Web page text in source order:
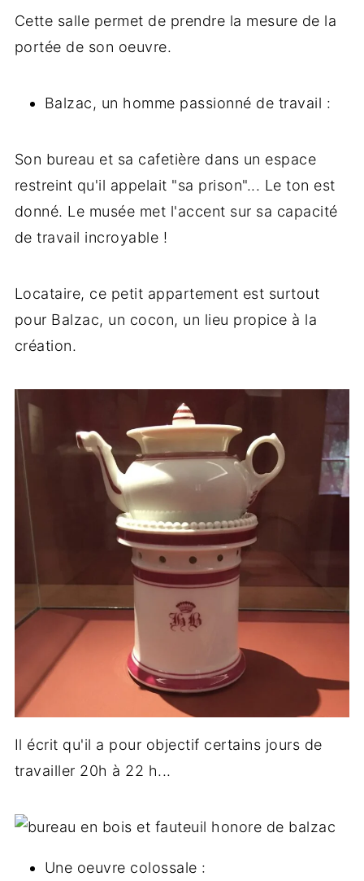
Cette salle permet de prendre la mesure de la
portée de son oeuvre.
Balzac, un homme passionné de travail :
Son bureau et sa cafetière dans un espace
restreint qu'il appelait "sa prison"... Le ton est
donné. Le musée met l'accent sur sa capacité
de travail incroyable !
Locataire, ce petit appartement est surtout
pour Balzac, un cocon, un lieu propice à la
création.
Il écrit qu'il a pour objectif certains jours de
travailler 20h à 22 h...
Une oeuvre colossale :